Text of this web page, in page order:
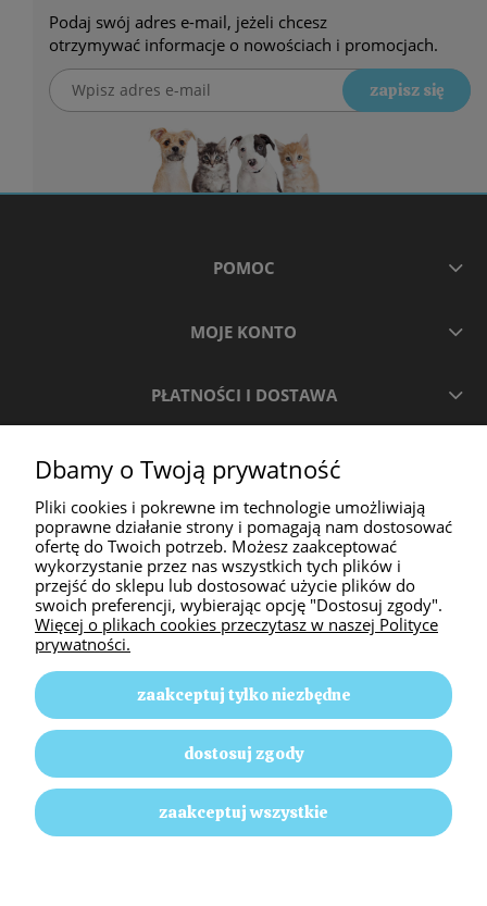
Podaj swój adres e-mail, jeżeli chcesz
otrzymywać informacje o nowościach i promocjach.
zapisz się
POMOC
MOJE KONTO
PŁATNOŚCI I DOSTAWA
INFORMACJE
O NAS
Animal Passion | ul. Słoneczna 58, 42-350 Pustkowie
Lgockie |
E-mail: animalpassion17@gmail.com
Tel.: 512
499 635| NIP: 5771726364 | REGON: 152130696
Dbamy o Twoją prywatność
Pliki cookies i pokrewne im technologie umożliwiają
poprawne działanie strony i pomagają nam dostosować
ofertę do Twoich potrzeb. Możesz zaakceptować
wykorzystanie przez nas wszystkich tych plików i
przejść do sklepu lub dostosować użycie plików do
swoich preferencji, wybierając opcję "Dostosuj zgody".
Więcej o plikach cookies przeczytasz w naszej Polityce
prywatności.
zaakceptuj tylko niezbędne
dostosuj zgody
zaakceptuj wszystkie